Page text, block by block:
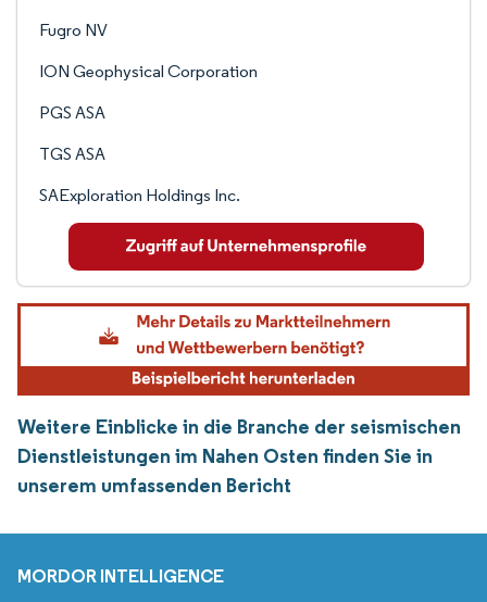
Fugro NV
ION Geophysical Corporation
PGS ASA
TGS ASA
SAExploration Holdings Inc.
Weitere Einblicke in die Branche der seismischen
Dienstleistungen im Nahen Osten finden Sie in
unserem umfassenden Bericht
MORDOR INTELLIGENCE